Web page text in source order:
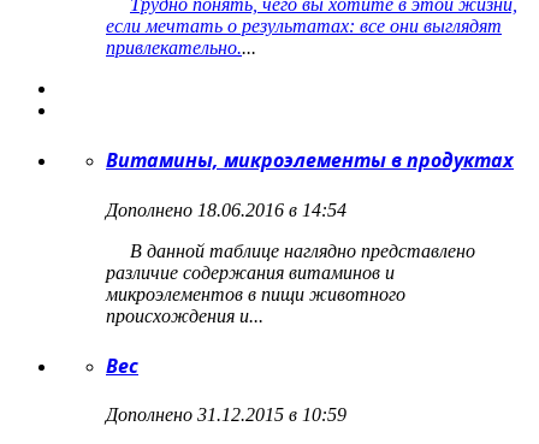
Трудно понять, чего вы хотите в этой жизни,
если мечтать о результатах: все они выглядят
привлекательно....
Витамины, микроэлементы в продуктах
Дополнено 18.06.2016 в 14:54
В данной таблице наглядно представлено
различие содержания витаминов и
микроэлементов в пищи животного
происхождения и...
Вес
Дополнено 31.12.2015 в 10:59